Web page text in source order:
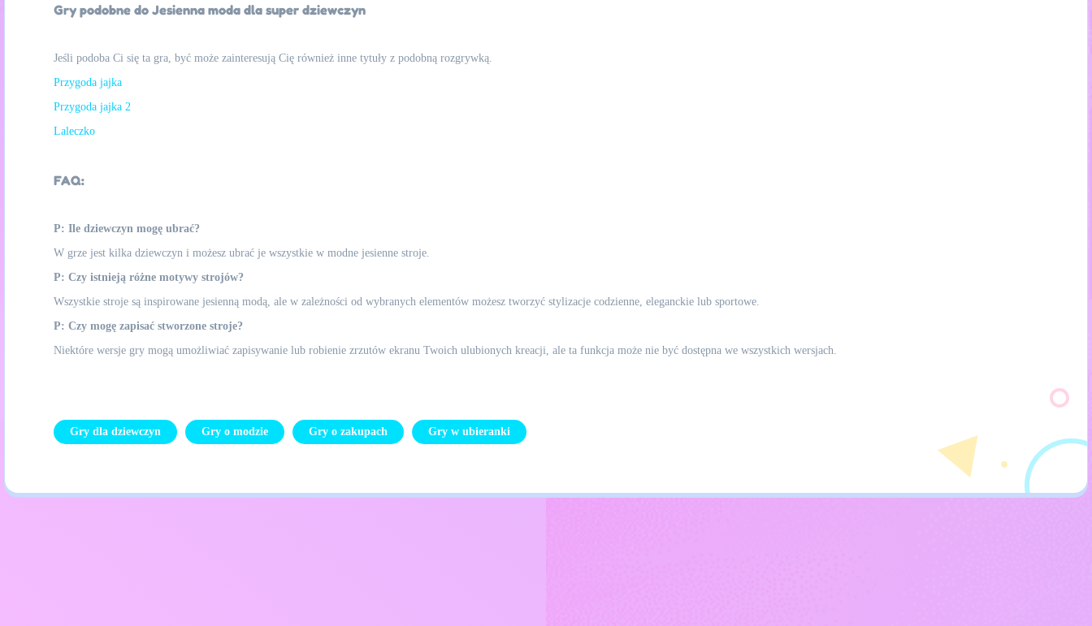
Gry podobne do Jesienna moda dla super dziewczyn
Jeśli podoba Ci się ta gra, być może zainteresują Cię również inne tytuły z podobną rozgrywką.
Przygoda jajka
Przygoda jajka 2
Laleczko
FAQ:
P: Ile dziewczyn mogę ubrać?
W grze jest kilka dziewczyn i możesz ubrać je wszystkie w modne jesienne stroje.
P: Czy istnieją różne motywy strojów?
Wszystkie stroje są inspirowane jesienną modą, ale w zależności od wybranych elementów możesz tworzyć stylizacje codzienne, eleganckie lub sportowe.
P: Czy mogę zapisać stworzone stroje?
Niektóre wersje gry mogą umożliwiać zapisywanie lub robienie zrzutów ekranu Twoich ulubionych kreacji, ale ta funkcja może nie być dostępna we wszystkich wersjach.
Gry dla dziewczyn Gry o modzie Gry o zakupach Gry w ubieranki